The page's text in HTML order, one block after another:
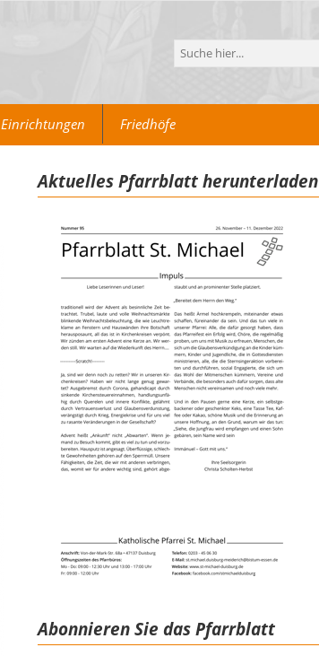
Einrichtungen Friedhöfe
Aktuelles Pfarrblatt herunterladen
Abonnieren Sie das Pfarrblatt